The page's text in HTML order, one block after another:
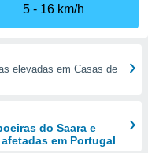
5
16 km/h
elevadas em Casas de
do Saara e
em Portugal